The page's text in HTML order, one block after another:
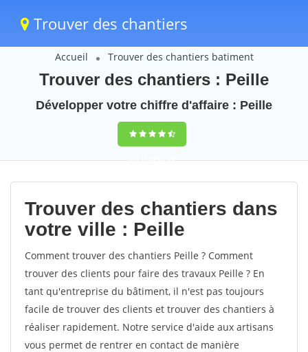
Trouver des chantiers
Accueil Trouver des chantiers batiment
Trouver des chantiers : Peille
Développer votre chiffre d'affaire : Peille
9,5(100%)39
votes
Trouver des chantiers dans
votre ville : Peille
Comment trouver des chantiers Peille ? Comment
trouver des clients pour faire des travaux Peille ? En
tant qu'entreprise du bâtiment, il n'est pas toujours
facile de trouver des clients et trouver des chantiers à
réaliser rapidement. Notre service d'aide aux artisans
vous permet de rentrer en contact de manière